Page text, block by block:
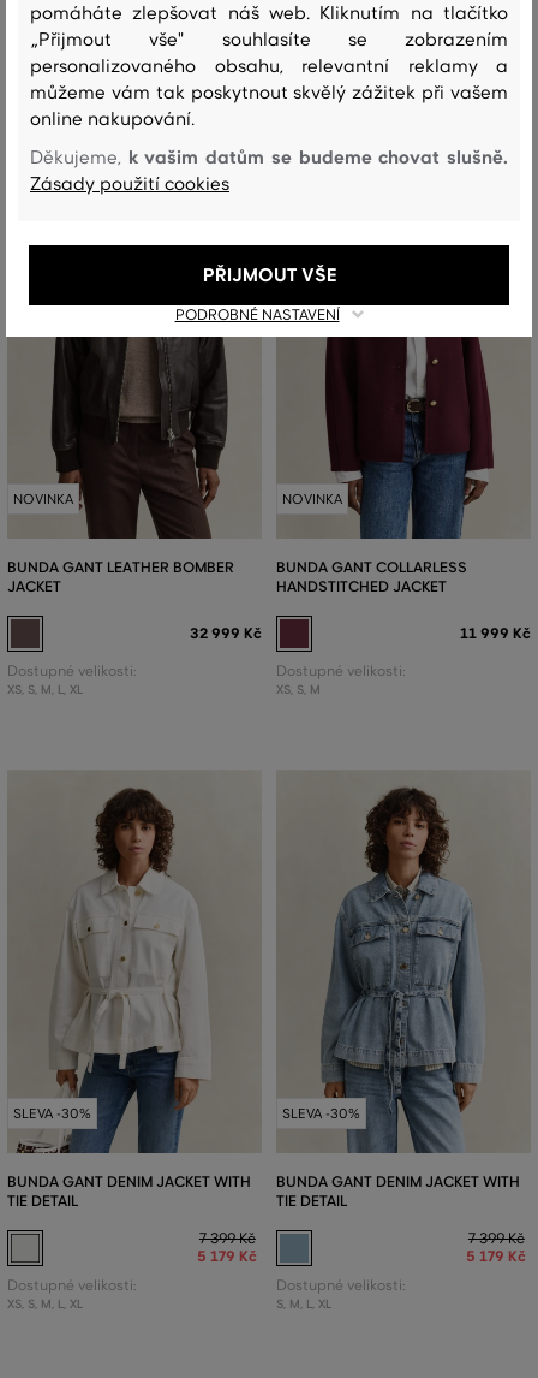
12 799 Kč
Dostupné velikosti:
S, M, L
38 299 Kč
Dostupné velikosti:
XS S, M, L
NOVINKA
BUNDA GANT LEATHER BOMBER
JACKET
32 999 Kč
Dostupné velikosti:
XS, S, M, L, XL
NOVINKA
BUNDA GANT COLLARLESS
HANDSTITCHED JACKET
11 999 Kč
Dostupné velikosti:
XS, S, M
SLEVA -30%
BUNDA GANT DENIM JACKET WITH
TIE DETAIL
7 399 Kč
5 179 Kč
Dostupné velikosti:
XS, S, M, L, XL
SLEVA -30%
BUNDA GANT DENIM JACKET WITH
TIE DETAIL
7 399 Kč
5 179 Kč
Dostupné velikosti:
S, M, L, XL
pomáháte zlepšovat náš web. Kliknutím na tlačítko
„Přijmout vše" souhlasíte se zobrazením
personalizovaného obsahu, relevantní reklamy a
můžeme vám tak poskytnout skvělý zážitek při vašem
online nakupování.
Děkujeme, k vašim datům se budeme chovat slušně.
Zásady použití cookies
PODROBNÉ NASTAVENÍ
PŘIJMOUT VŠE